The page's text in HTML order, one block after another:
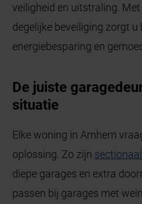
veiligheid en uitstraling.
degelijke beveiliging zorgt u
energiebesparing en
De juiste
situatie
Elke woning in Arnhem
oplossing. Zo zijn
diepe garages en extra
passen bij garages met